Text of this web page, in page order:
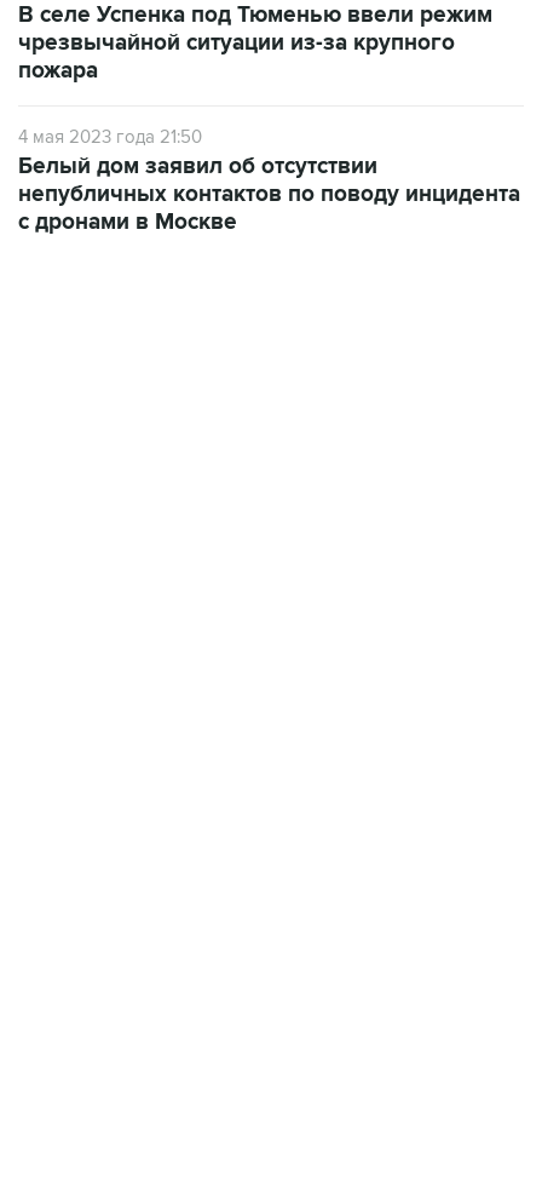
В селе Успенка под Тюменью ввели режим
чрезвычайной ситуации из-за крупного
пожара
4 мая 2023 года 21:50
Белый дом заявил об отсутствии
непубличных контактов по поводу инцидента
с дронами в Москве